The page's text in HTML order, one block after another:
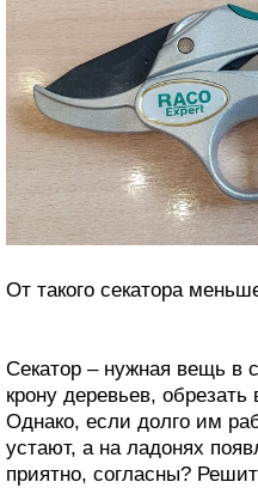
От такого секатора
Секатор – нужная вещь в
крону деревьев, обрезать
Однако, если долго им
устают, а на ладонях
приятно, согласны?